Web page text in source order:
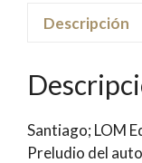
Descripción
Santiago; LOM
Preludio del